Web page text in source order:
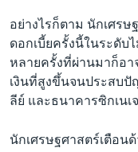
อย่างไรก็ตาม นักเศร
ดอกเบี้ยครั้งนี้ในระดับ
หลายครั้งที่ผ่านมาก็อ
เงินที่สูงขึ้นจนประสบ
ลีย์ และธนาคารซิกเนเ
นักเศรษฐศาสตร์เตือน